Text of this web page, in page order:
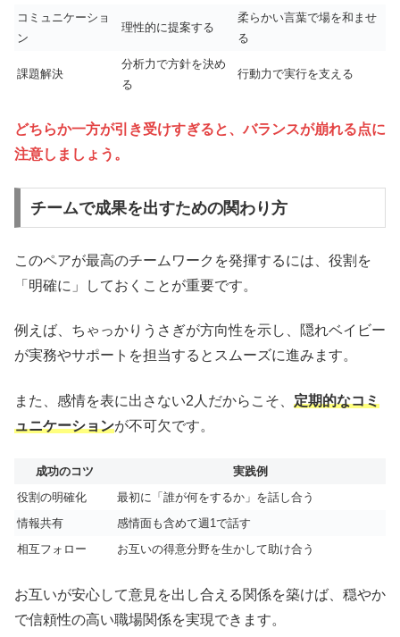
コミュニケーショ
ン
理性的に提案する
柔らかい言葉で場を和ませ
る
課題解決
分析力で方針を決め
る
行動力で実行を支える
どちらか一方が引き受けすぎると、バランスが崩れる点に
注意しましょう。
チームで成果を出すための関わり方
このペアが最高のチームワークを発揮するには、役割を
「明確に」しておくことが重要です。
例えば、ちゃっかりうさぎが方向性を示し、隠れベイビー
が実務やサポートを担当するとスムーズに進みます。
また、感情を表に出さない2人だからこそ、 定期的なコミ
ュニケーションが不可欠です。
成功のコツ
実践例
役割の明確化
最初に「誰が何をするか」を話し合う
情報共有
感情面も含めて週1で話す
相互フォロー
お互いの得意分野を生かして助け合う
お互いが安心して意見を出し合える関係を築けば、穏やか
で信頼性の高い職場関係を実現できます。